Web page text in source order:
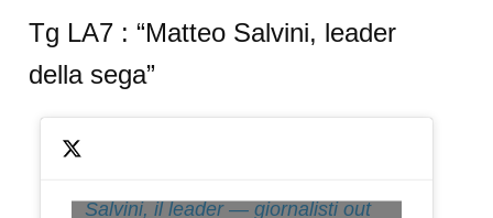
Tg LA7 : “Matteo Salvini, leader
della sega”
Salvini, il leader — giornalisti out